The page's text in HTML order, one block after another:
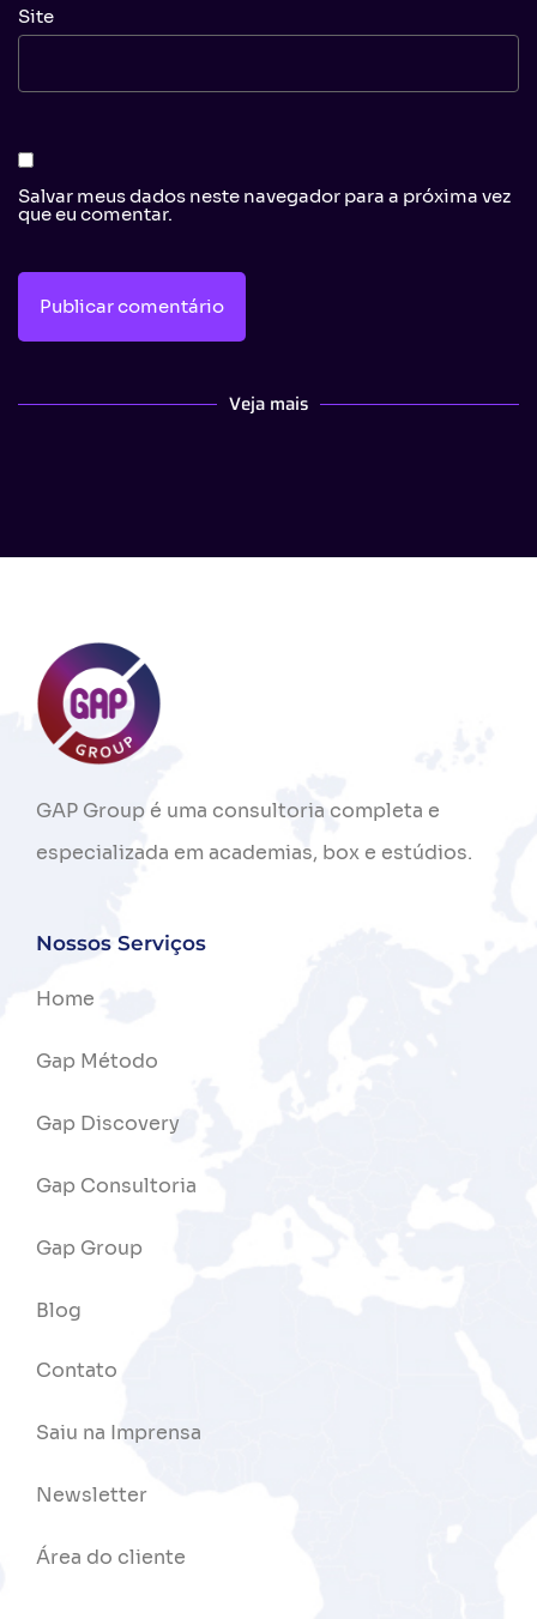
Site
Salvar meus dados neste navegador para a próxima vez
que eu comentar.
Veja mais
GAP Group é uma consultoria completa e
especializada em academias, box e estúdios.
Nossos Serviços
Home
Gap Método
Gap Discovery
Gap Consultoria
Gap Group
Blog
Contato
Saiu na Imprensa
Newsletter
Área do cliente